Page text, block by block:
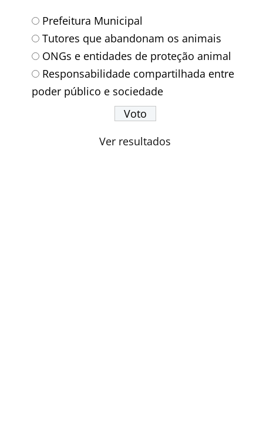
Prefeitura Municipal
Tutores que abandonam os animais
ONGs e entidades de proteção animal
Responsabilidade compartilhada entre
poder público e sociedade
Ver resultados